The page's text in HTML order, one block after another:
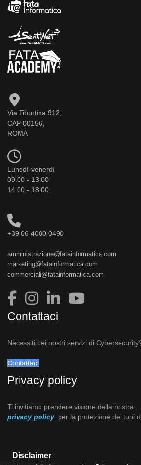
Via Tiburtina 912,
CAP 00156,
ROMA
Lunedì-venerdì
09:00 - 13:00
14:00 - 18:00
+39 06 4080 0490
amministrazione@fatainformatica.com
marketing@fatainformatica.com
commerciali@fatainformatica.com
Contattaci
Necessiti dei nostri servizi di
Contattaci
Privacy policy
Ti invitiamo prendere visione della nostra
privacy policy per la protezione dei tuoi
Disclaimer